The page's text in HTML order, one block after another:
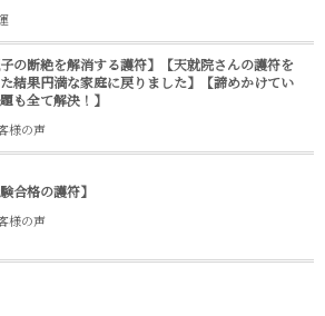
子の断絶を解消する護符】【天就院さんの護符を
結果円満な家庭に戻りました】【諦めかけてい
も全て解決！】
様の声
験合格の護符】
様の声